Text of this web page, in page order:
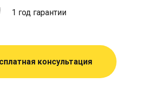
1 год гарантии
консультация